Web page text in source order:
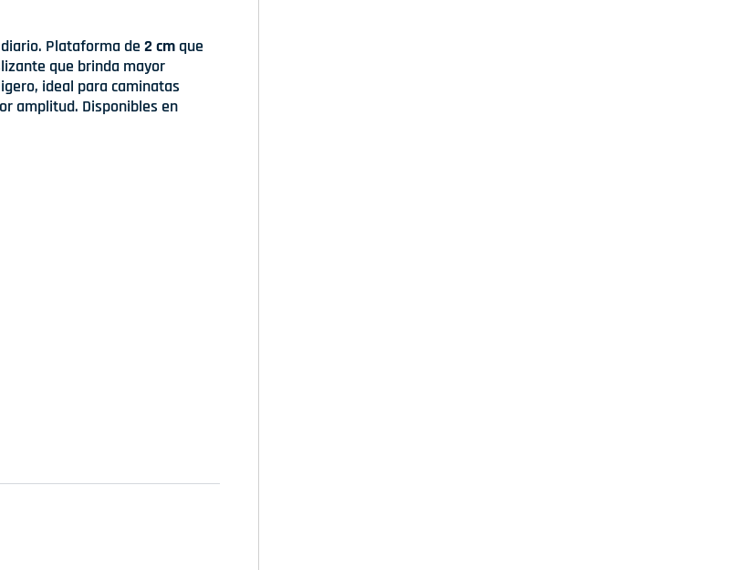
Plataforma de 2 cm que
que brinda mayor
ideal para caminatas
amplitud. Disponibles en